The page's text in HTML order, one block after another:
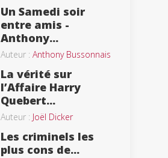
Un Samedi soir
entre amis -
Anthony...
Auteur : Anthony Bussonnais
La vérité sur
l’Affaire Harry
Quebert...
Auteur : Joël Dicker
Les criminels les
plus cons de...